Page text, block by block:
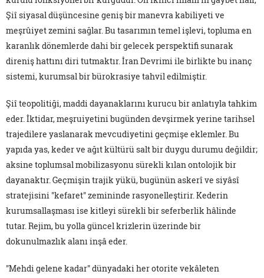
Şiî siyasal düşüncesine geniş bir manevra kabiliyeti ve
meşrûiyet zemini sağlar. Bu tasarımın temel işlevi, topluma en
karanlık dönemlerde dahi bir gelecek perspektifi sunarak
direniş hattını diri tutmaktır. İran Devrimi ile birlikte bu inanç
sistemi, kurumsal bir bürokrasiye tahvil edilmiştir.
Şiî teopolitiği, maddi dayanaklarını kurucu bir anlatıyla tahkim
eder. İktidar, meşruiyetini bugünden devşirmek yerine tarihsel
trajedilere yaslanarak mevcudiyetini geçmişe eklemler. Bu
yapıda yas, keder ve ağıt kültürü salt bir duygu durumu değildir;
aksine toplumsal mobilizasyonu sürekli kılan ontolojik bir
dayanaktır. Geçmişin trajik yükü, bugünün askerî ve siyâsî
stratejisini "kefaret" zemininde rasyonelleştirir. Kederin
kurumsallaşması ise kitleyi sürekli bir seferberlik hâlinde
tutar. Rejim, bu yolla güncel krizlerin üzerinde bir
dokunulmazlık alanı inşâ eder.
"Mehdi gelene kadar" dünyadaki her otorite vekâleten